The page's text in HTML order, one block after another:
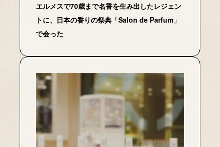
エルメスで70歳まで名香を生み出したレジェン
トに、日本の香りの祭典「Salon de Parfum」
で会った